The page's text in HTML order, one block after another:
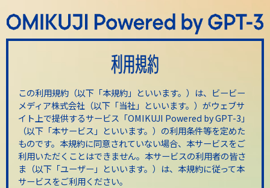
利用規約
この利用規約（以下「本規約」といいます。）は、ビービー
メディア株式会社（以下「当社」といいます。）がウェブサ
イト上で提供するサービス「OMIKUJI Powered by GPT-3」
（以下「本サービス」といいます。）の利用条件等を定めた
ものです。本規約に同意されていない場合、本サービスをご
利用いただくことはできません。本サービスの利用者の皆さ
ま（以下「ユーザー」といいます。）は、本規約に従って本
サービスをご利用ください。